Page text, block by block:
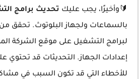
🔰وأخيرًا، يجب عليك تحديث برامج
بالسماعات ولجهاز البلوتوث. تحقق
لبرامج التشغيل على موقع الشركة
إعدادات الجهاز. التحديثات قد
للأخطاء التي قد تكون السبب في